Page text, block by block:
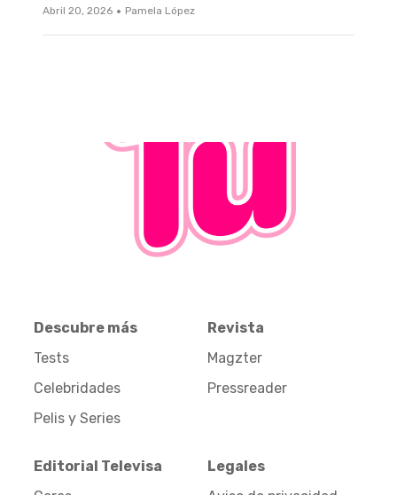
Abril 20, 2026 · Pamela López
Descubre más
Tests
Celebridades
Pelis y Series
Revista
Magzter
Pressreader
Editorial Televisa
Legales